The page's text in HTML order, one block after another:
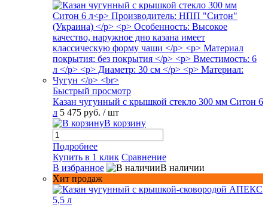
Быстрый просмотр
Казан чугунный с крышкой стекло 300 мм Ситон 6
л 5 475 руб. / шт
В корзину
Подробнее
Купить в 1 клик Сравнение
В избранное
В наличии
Хит продаж